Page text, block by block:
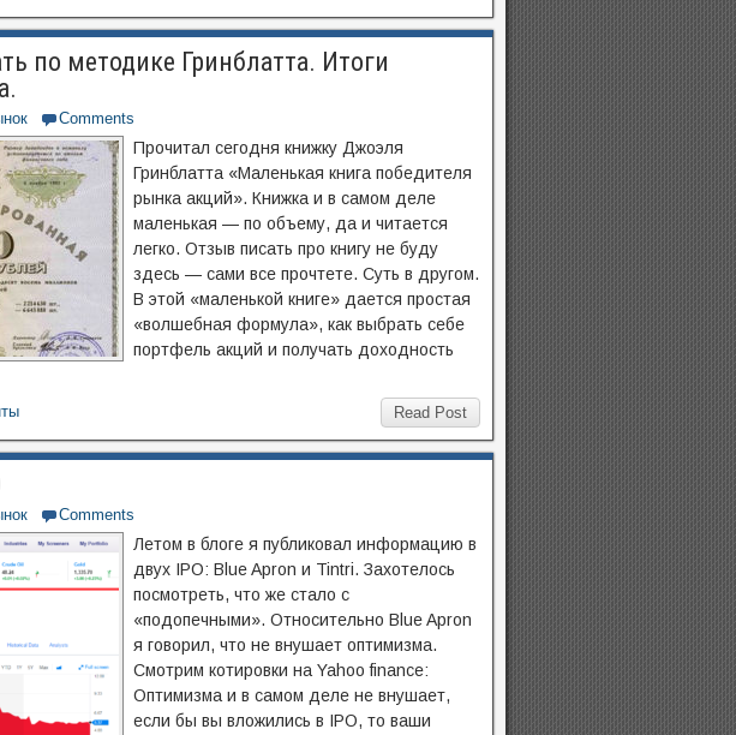
по методике Гринблатта. Итоги
Comments
Прочитал сегодня книжку Джоэля
Гринблатта «Маленькая книга победителя
рынка акций». Книжка и в самом деле
маленькая — по объему, да и читается
легко. Отзыв писать про книгу не буду
здесь — сами все прочтете. Суть в другом.
В этой «маленькой книге» дается простая
«волшебная формула», как выбрать себе
портфель акций и получать доходность
Read Post
Comments
Летом в блоге я публиковал информацию в
двух IPO: Blue Apron и Tintri. Захотелось
посмотреть, что же стало с
«подопечными». Относительно Blue Apron
я говорил, что не внушает оптимизма.
Смотрим котировки на Yahoo finance:
Оптимизма и в самом деле не внушает,
если бы вы вложились в IPO, то ваши